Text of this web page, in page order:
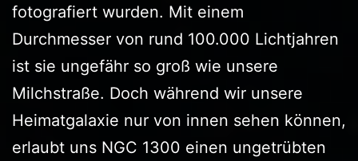
fotografiert wurden. Mit einem
Durchmesser von rund 100.000 Lichtjahren
ist sie ungefähr so groß wie unsere
Milchstraße. Doch während wir unsere
Heimatgalaxie nur von innen sehen können,
erlaubt uns NGC 1300 einen ungetrübten